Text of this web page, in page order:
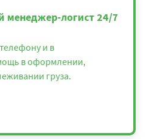
менеджер-логист 24/7
и в
в оформлении,
груза.